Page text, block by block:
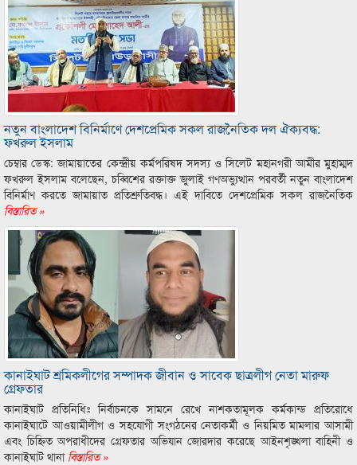
নতুন বাংলাদেশ বিনির্মাণে দেশপ্রেমিক সকল রাজনৈতিক দল ঐক্যবদ্ধ:
ফখরুল ইসলাম
চেম্বার ডেস্ক: জামায়াতের কেন্দ্রীয় কর্মপরিষদ সদস্য ও সিলেট মহানগরী আমীর মুহাম্মদ
ফখরুল ইসলাম বলেছেন, চব্বিশের রক্তাক্ত জুলাই গণঅভ্যুত্থান পরবর্তী নতুন বাংলাদেশ
বিনির্মাণ করতে জামায়াত প্রতিশ্রুতিবদ্ধ। এই দাবিতে দেশপ্রেমিক সকল রাজনৈতিক
বিস্তারিত »
কানাইঘাট শ্রমিকলীগের সম্পাদক জীবান ও সাবেক ছাত্রলীগ নেতা মারুফ
গ্রেফতার
কানাইঘাট প্রতিনিধিঃ নির্বাচনকে সামনে রেখে নাশকতামূলক কর্মকান্ড প্রতিরোধে
কানাইঘাটে আওয়ামীলীগ ও সহযোগী সংগঠনের নেতাকর্মী ও নিয়মিত মামলার আসামী
এবং চিহ্নিত অপরাধীদের গ্রেফতার অভিযান জোরদার করেছে আইনশৃঙ্খলা বাহিনী ও
কানাইঘাট থানাবিস্তারিত »